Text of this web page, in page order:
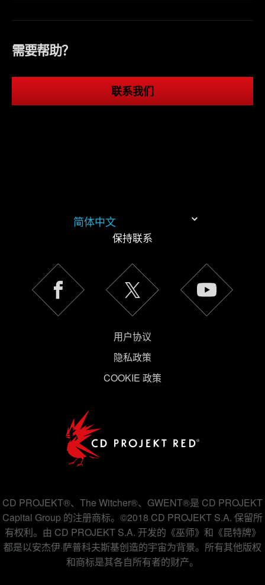
需要帮助？
联系我们
简体中文
保持联系
用户协议
隐私政策
COOKIE 政策
CD PROJEKT®、The Witcher®、GWENT®是 CD PROJEKT
Capital Group 的注册商标。©2018 CD PROJEKT S.A. 保留所
有权利。由 CD PROJEKT S.A. 开发的《巫师》和《昆特牌》
都是以安杰伊·萨普科夫斯基创造的宇宙为背景。所有其他版权
和商标是其各自所有者的财产。